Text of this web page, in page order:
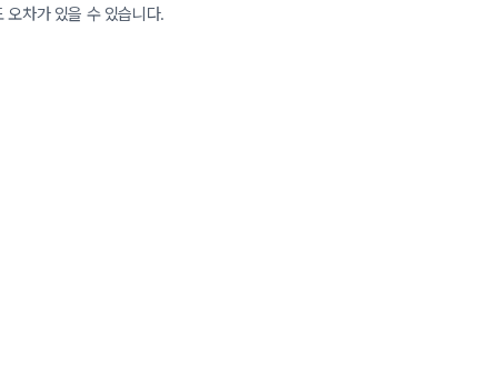
차가 있을 수 있습니다.